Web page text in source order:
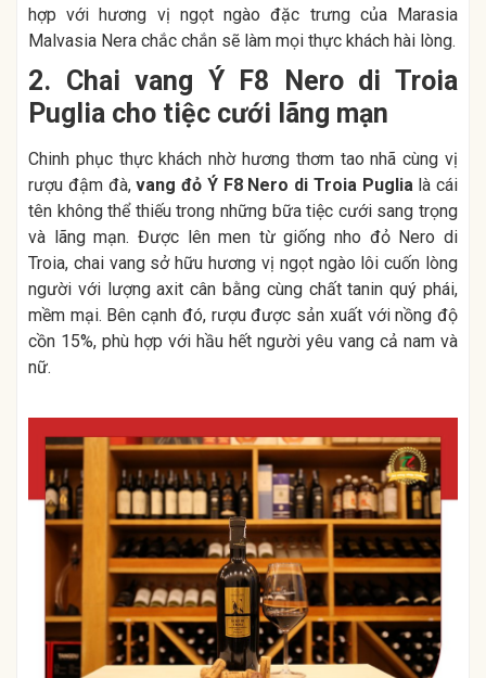
hợp với hương vị ngọt ngào đặc trưng của Marasia
Malvasia Nera chắc chắn sẽ làm mọi thực khách hài lòng.
2. Chai vang Ý F8 Nero di Troia
Puglia cho tiệc cưới lãng mạn
Chinh phục thực khách nhờ hương thơm tao nhã cùng vị
rượu đậm đà,vang đỏ Ý F8 Nero di Troia Puglialà cái
tên không thể thiếu trong những bữa tiệc cưới sang trọng
và lãng mạn. Được lên men từ giống nho đỏ Nero di
Troia, chai vang sở hữu hương vị ngọt ngào lôi cuốn lòng
người với lượng axit cân bằng cùng chất tanin quý phái,
mềm mại. Bên cạnh đó, rượu được sản xuất với nồng độ
cồn 15%, phù hợp với hầu hết người yêu vang cả nam và
nữ.